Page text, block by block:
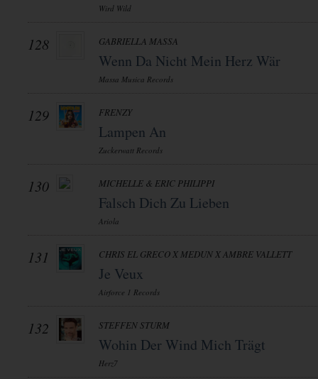
Wird Wild
128 GABRIELLA MASSA
Wenn Da Nicht Mein Herz Wär
Massa Musica Records
129 FRENZY
Lampen An
Zuckerwatt Records
130 MICHELLE & ERIC PHILIPPI
Falsch Dich Zu Lieben
Ariola
131 CHRIS EL GRECO X MEDUN X AMBRE VALLETT
Je Veux
Airforce 1 Records
132 STEFFEN STURM
Wohin Der Wind Mich Trägt
Herz7